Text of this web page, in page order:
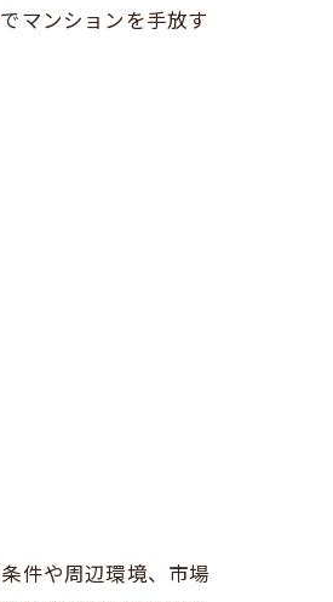
マンションを手放す
件や周辺環境、市場